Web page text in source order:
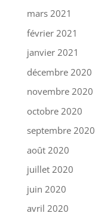
mars 2021
février 2021
janvier 2021
décembre 2020
novembre 2020
octobre 2020
septembre 2020
août 2020
juillet 2020
juin 2020
avril 2020